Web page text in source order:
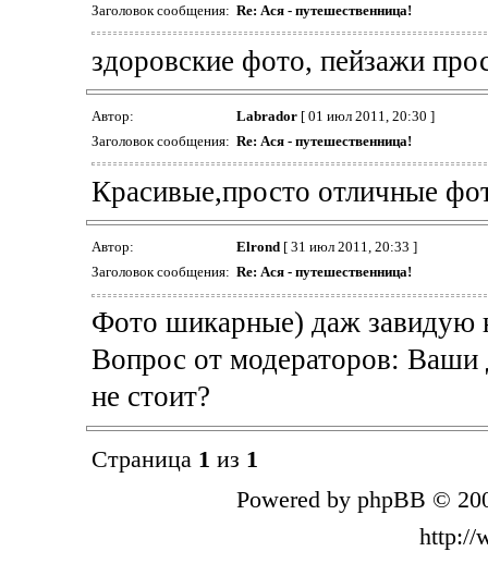
Заголовок сообщения: Re: Ася - путешественница!
здоровские фото, пейзажи
Автор: Labrador[ 01 июл 2011, 20:30 ]
Заголовок сообщения: Re: Ася - путешественница!
Красивые,просто отличные
Автор: Elrond[ 31 июл 2011, 20:33 ]
Заголовок сообщения: Re: Ася - путешественница!
Фото шикарные) даж завидую
Вопрос от модераторов: Ваши
не стоит?
Страница 1 из 1
Powered by phpBB ©
http://